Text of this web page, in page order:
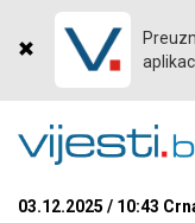
03.12.2025 / 10:43